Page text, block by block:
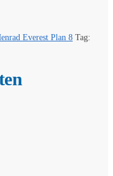
Everest Plan 8 Tag: